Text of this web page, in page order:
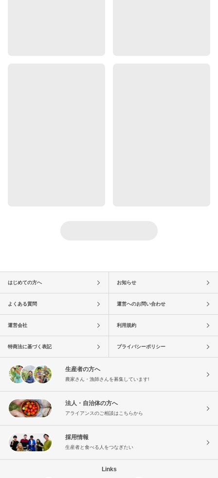
はじめての方へ お知らせ
よくある質問 運営へのお問い合わせ
運営会社 利用規約
特商法に基づく表記 プライバシーポリシー
生産者の方へ
農家さん・漁師さんを募集しています!
法人・自治体の方へ
アライアンスのご相談はこちらから
採用情報
生産者と食べる人をつなぎたい
Links